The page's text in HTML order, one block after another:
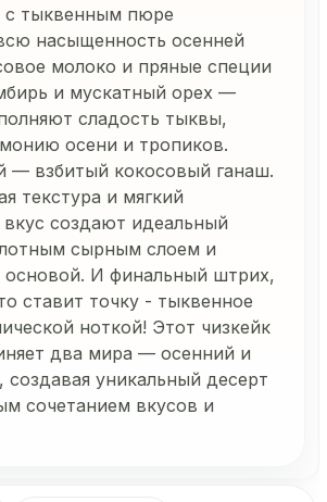
с тыквенным пюре
насыщенность осенней
молоко и пряные специи
и мускатный орех —
сладость тыквы,
осени и тропиков.
— взбитый кокосовый ганаш.
текстура и мягкий
вкус создают идеальный
сырным слоем и
основой. И финальный штрих,
ставит точку - тыквенное
ноткой! Этот чизкейк
два мира — осенний и
создавая уникальный десерт
сочетанием вкусов и